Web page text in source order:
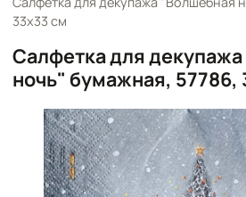
33х33 см
Салфетка для
ночь" бумажная, 57786,